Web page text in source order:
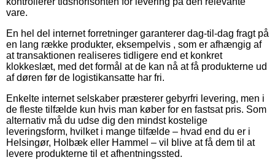
vare.
En hel del internet forretninger garanterer dag-til-dag fragt på
en lang række produkter, eksempelvis , som er afhængig af
at transaktionen realiseres tidligere end et konkret
klokkeslæt, med det formål at de kan nå at få produkterne ud
af døren før de logistikansatte har fri.
Enkelte internet selskaber præsterer gebyrfri levering, men i
de fleste tilfælde kun hvis man køber for en fastsat pris. Som
alternativ må du udse dig den mindst kostelige
leveringsform, hvilket i mange tilfælde – hvad end du er i
Helsingør, Holbæk eller Hammel – vil blive at få dem til at
levere produkterne til et afhentningssted.